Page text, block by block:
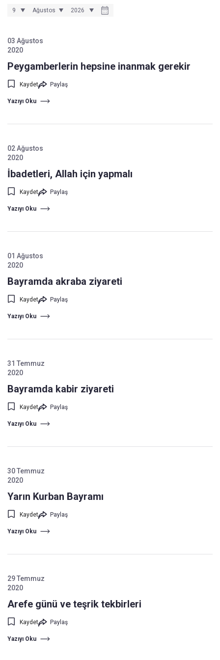
03 Ağustos
2020
Peygamberlerin hepsine inanmak gerekir
Kaydet Paylaş
Yazıyı Oku
02 Ağustos
2020
İbadetleri, Allah için yapmalı
Kaydet Paylaş
Yazıyı Oku
01 Ağustos
2020
Bayramda akraba ziyareti
Kaydet Paylaş
Yazıyı Oku
31 Temmuz
2020
Bayramda kabir ziyareti
Kaydet Paylaş
Yazıyı Oku
30 Temmuz
2020
Yarın Kurban Bayramı
Kaydet Paylaş
Yazıyı Oku
29 Temmuz
2020
Arefe günü ve teşrik tekbirleri
Kaydet Paylaş
Yazıyı Oku